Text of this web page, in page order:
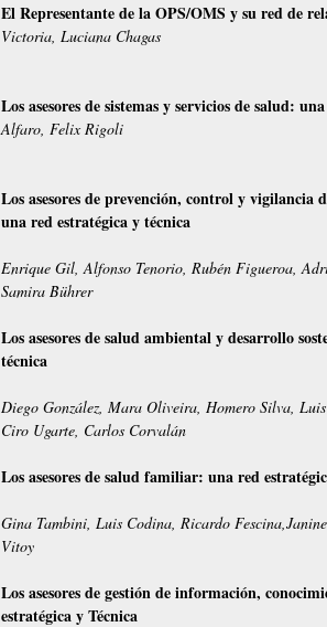
El Representante de la OPS/OMS y su red de
Victoria, Luciana Chagas
Los asesores de sistemas y servicios de salud:
Alfaro, Felix Rigoli
Los asesores de prevención, control y vigilancia
una red estratégica y técnica
Enrique Gil, Alfonso Tenorio, Rubén Figueroa,
Samira Bührer
Los asesores de salud ambiental y desarrollo
técnica
Diego González, Mara Oliveira, Homero Silva,
Ciro Ugarte, Carlos Corvalán
Los asesores de salud familiar: una red
Gina Tambini, Luis Codina, Ricardo
Vitoy
Los asesores de gestión de información,
estratégica y Técnica